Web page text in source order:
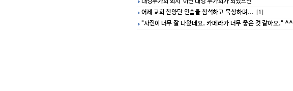
어제 교회 찬양단 연습을 참석하고 묵상하며... [1]
"사진이 너무 잘 나왔네요. 카메라가 너무 좋은 것 같아요." ^^